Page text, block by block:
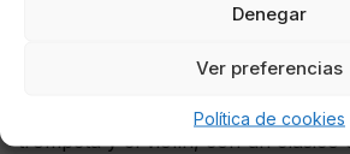
Denegar
Ver preferencias
Política de cookies
catalogado como uno de los
desde muy pequeño
trompeta y el violín, con un clásico